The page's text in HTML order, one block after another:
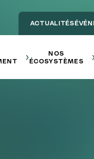
ACTUALITÉS
NOS
ÉCOSYSTÈMES